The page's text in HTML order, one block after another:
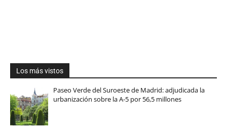
Los más vistos
Paseo Verde del Suroeste de Madrid: adjudicada la
urbanización sobre la A-5 por 56,5 millones